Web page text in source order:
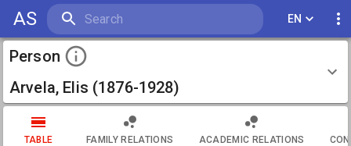
AS EN
Person
Arvela, Elis (1876-1928)
TABLE FAMILY RELATIONS ACADEMIC RELATIONS